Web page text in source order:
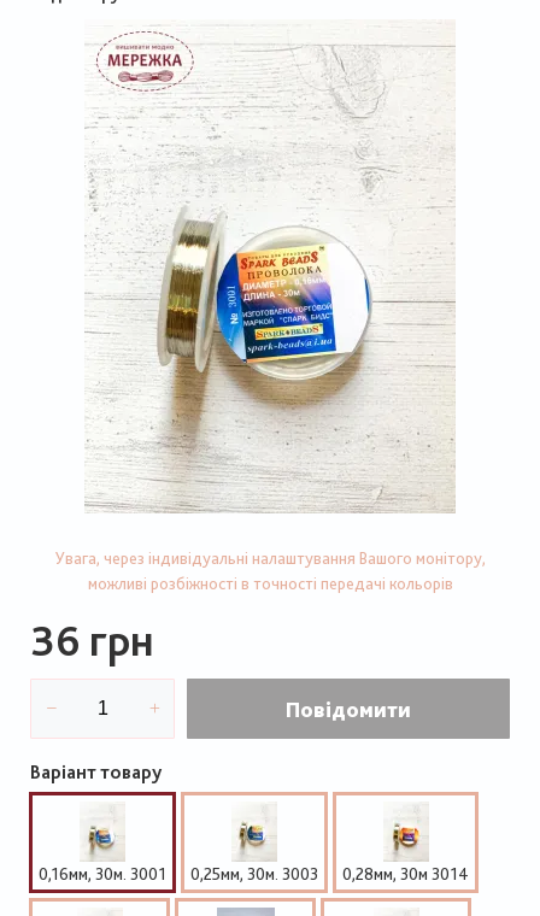
Увага, через індивідуальні налаштування Вашого монітору,
можливі розбіжності в точності передачі кольорів
36 грн
Повідомити
Варіант товару
0,16мм, 30м. 3001 0,25мм, 30м. 3003 0,28мм, 30м 3014